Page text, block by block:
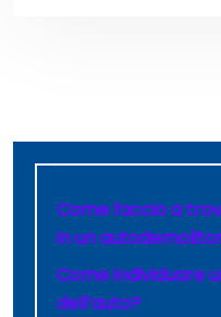
Come faccio a
in un
Come individuare
dell’auto?